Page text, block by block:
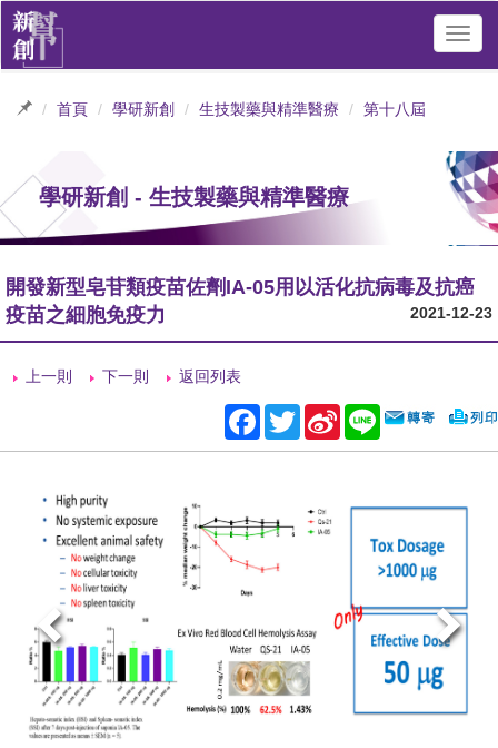
首頁 學研新創 生技製藥與精準醫療 第十八屆
學研新創 - 生技製藥與精準醫療
開發新型皂苷類疫苗佐劑IA-05用以活化抗病毒及抗癌
疫苗之細胞免疫力
2021-12-23
上一則 下一則 返回列表
Facebook
TwitterSina
Weibo
Line